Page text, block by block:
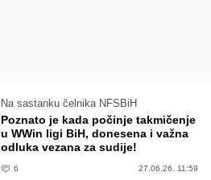
Na sastanku čelnika NFSBiH
Poznato je kada počinje takmičenje
u WWin ligi BiH, donesena i važna
odluka vezana za sudije!
6 27.06.26. 11:59